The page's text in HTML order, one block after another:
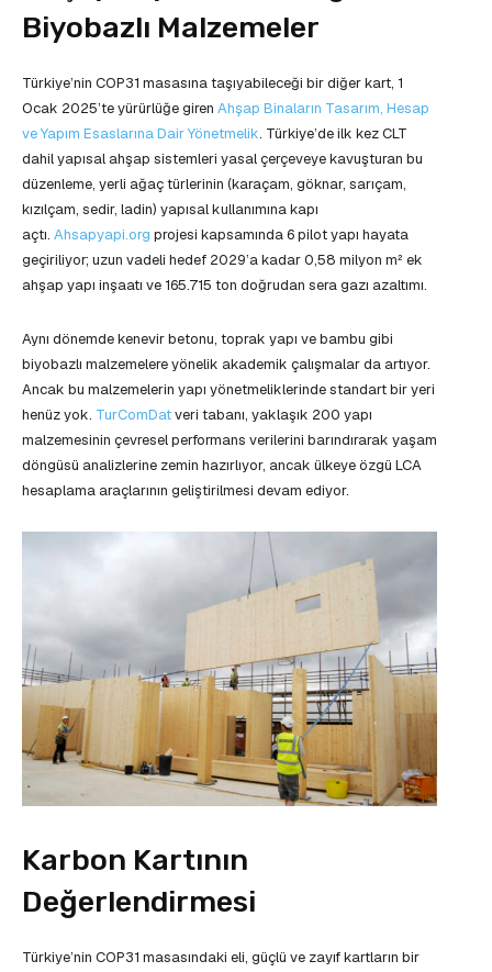
Biyobazlı Malzemeler
Türkiye’nin COP31 masasına taşıyabileceği bir diğer kart, 1
Ocak 2025’te yürürlüğe giren Ahşap Binaların Tasarım, Hesap
ve Yapım Esaslarına Dair Yönetmelik. Türkiye’de ilk kez CLT
dahil yapısal ahşap sistemleri yasal çerçeveye kavuşturan bu
düzenleme, yerli ağaç türlerinin (karaçam, göknar, sarıçam,
kızılçam, sedir, ladin) yapısal kullanımına kapı
açtı. Ahsapyapi.org projesi kapsamında 6 pilot yapı hayata
geçiriliyor; uzun vadeli hedef 2029’a kadar 0,58 milyon m² ek
ahşap yapı inşaatı ve 165.715 ton doğrudan sera gazı azaltımı.
Aynı dönemde kenevir betonu, toprak yapı ve bambu gibi
biyobazlı malzemelere yönelik akademik çalışmalar da artıyor.
Ancak bu malzemelerin yapı yönetmeliklerinde standart bir yeri
henüz yok. TurComDatveri tabanı, yaklaşık 200 yapı
malzemesinin çevresel performans verilerini barındırarak yaşam
döngüsü analizlerine zemin hazırlıyor, ancak ülkeye özgü LCA
hesaplama araçlarının geliştirilmesi devam ediyor.
Karbon Kartının
Değerlendirmesi
Türkiye’nin COP31 masasındaki eli, güçlü ve zayıf kartların bir